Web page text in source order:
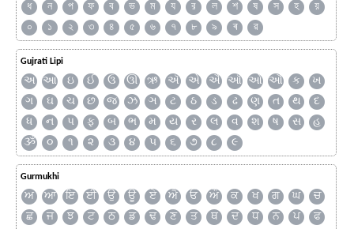
ধ
ন প ফ ব ভ ম য র ল শ ষ স হ
য়
০
১ ২ ৩ ৪ ৫ ৬ ৭ ৮ ৯ ৰ ৱ
Gujrati Lipi
અ આ ઇ ઈ ઉ ઊ ઋ ઍ એ ઐ ઑ ઓ ઔ ક
ખ
ગ
ઘ ચ છ જ ઝ ઞ ટ ઠ ડ ઢ ણ ત થ
દ
ધ
ન પ ફ બ ભ મ ય ર લ વ શ ષ સ
હ
ૐ
૦ ૧ ૨ ૩ ૪ ૫ ૬ ૭ ૮ ૯
Gurmukhi
ਅ ਆ ਇ ਈ ਉ ਊ ਏ ਐ ਓ ਔ ਕ ਖ ਗ ਘ
ਚ
ਛ
ਜ ਝ ਟ ਠ ਡ ਢ ਣ ਤ ਥ ਦ ਧ ਨ ਪ
ਫ